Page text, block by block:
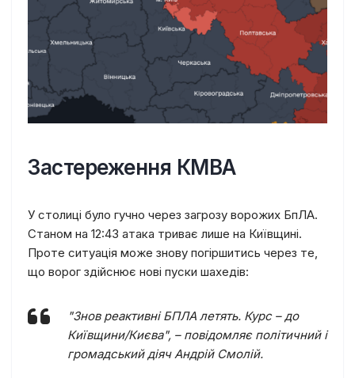
Застереження КМВА
У столиці було гучно через загрозу ворожих БпЛА.
Станом на 12:43 атака триває лише на Київщині.
Проте ситуація може знову погіршитись через те,
що ворог здійснює нові пуски шахедів:
"Знов реактивні БПЛА летять. Курс – до
Київщини/Києва", – повідомляє політичний і
громадський діяч Андрій Смолій.